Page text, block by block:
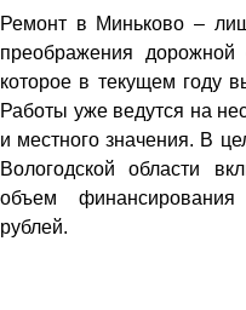
Ремонт в Миньково –
преображения дорожной
которое в текущем году
Работы уже ведутся на
и местного значения. В
Вологодской области
объем
рублей.